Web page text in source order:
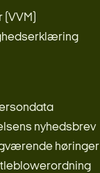
nyhedsbrev
høringer